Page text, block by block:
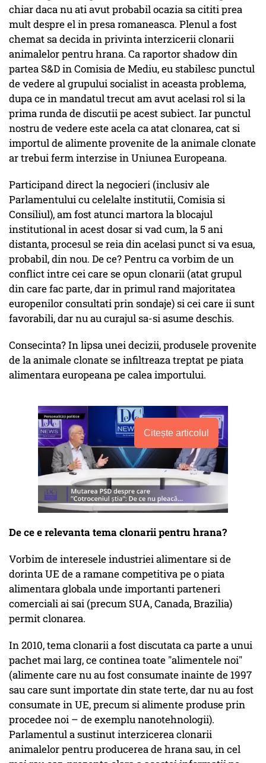
chiar daca nu ati avut probabil ocazia sa cititi prea
mult despre el in presa romaneasca. Plenul a fost
chemat sa decida in privinta interzicerii clonarii
animalelor pentru hrana. Ca raportor shadow din
partea S&D in Comisia de Mediu, eu stabilesc punctul
de vedere al grupului socialist in aceasta problema,
dupa ce in mandatul trecut am avut acelasi rol si la
prima runda de discutii pe acest subiect. Iar punctul
nostru de vedere este acela ca atat clonarea, cat si
importul de alimente provenite de la animale clonate
ar trebui ferm interzise in Uniunea Europeana.
Participand direct la negocieri (inclusiv ale
Parlamentului cu celelalte institutii, Comisia si
Consiliul), am fost atunci martora la blocajul
institutional in acest dosar si vad cum, la 5 ani
distanta, procesul se reia din acelasi punct si va esua,
probabil, din nou. De ce? Pentru ca vorbim de un
conflict intre cei care se opun clonarii (atat grupul
din care fac parte, dar in primul rand majoritatea
europenilor consultati prin sondaje) si cei care ii sunt
favorabili, dar nu au curajul sa-si asume deschis.
Consecinta? In lipsa unei decizii, produsele provenite
de la animale clonate se infiltreaza treptat pe piata
alimentara europeana pe calea importului.
Citește articolul
De ce e relevanta tema clonarii pentru hrana?
Vorbim de interesele industriei alimentare si de
dorinta UE de a ramane competitiva pe o piata
alimentara globala unde importanti parteneri
comerciali ai sai (precum SUA, Canada, Brazilia)
permit clonarea.
In 2010, tema clonarii a fost discutata ca parte a unui
pachet mai larg, ce continea toate "alimentele noi"
(alimente care nu au fost consumate inainte de 1997
sau care sunt importate din state terte, dar nu au fost
consumate in UE, precum si alimente produse prin
procedee noi – de exemplu nanotehnologii).
Parlamentul a sustinut interzicerea clonarii
animalelor pentru producerea de hrana sau, in cel